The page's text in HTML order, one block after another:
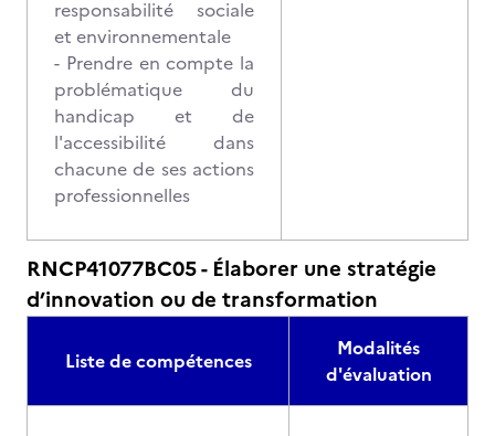
responsabilité sociale
et environnementale
- Prendre en compte la
problématique du
handicap et de
l'accessibilité dans
chacune de ses actions
professionnelles
RNCP41077BC05 - Élaborer une stratégie
d’innovation ou de transformation
Liste de compétences
Modalités
d'évaluation